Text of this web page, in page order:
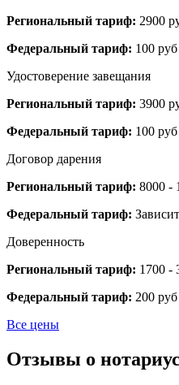
Региональный тариф: 2900
Федеральный тариф: 100 руб
Удостоверение завещания
Региональный тариф: 3900
Федеральный тариф: 100 руб
Договор дарения
Региональный тариф: 8000 -
Федеральный тариф:
Доверенность
Региональный тариф: 1700 -
Федеральный тариф: 200 руб
Все цены
Отзывы о